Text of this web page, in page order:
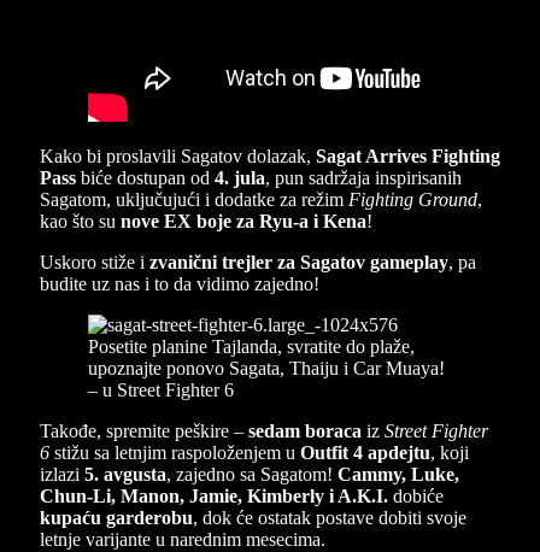
Kako bi proslavili Sagatov dolazak, Sagat Arrives Fighting
Pass biće dostupan od 4. jula, pun sadržaja inspirisanih
Sagatom, uključujući i dodatke za režim Fighting Ground,
kao što su nove EX boje za Ryu-a i Kena!
Uskoro stiže i zvanični trejler za Sagatov gameplay, pa
budite uz nas i to da vidimo zajedno!
Takođe, spremite peškire – sedam boraca iz Street Fighter
6 stižu sa letnjim raspoloženjem u Outfit 4 apdejtu, koji
izlazi 5. avgusta, zajedno sa Sagatom! Cammy, Luke,
Chun-Li, Manon, Jamie, Kimberly i A.K.I. dobiće
kupaću garderobu, dok će ostatak postave dobiti svoje
letnje varijante u narednim mesecima.